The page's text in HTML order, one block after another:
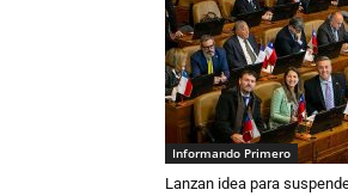
Informando Primero
Lanzan idea para